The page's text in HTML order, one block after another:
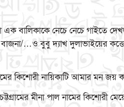
এক বালিকাকে নেচে নেচে গাইতে
…ও বুবু দ্যাখ দুলাভাইয়ের
কিশোরী নায়িকাটি আমার মন জয়
মীনা পাল নামের কিশোরী